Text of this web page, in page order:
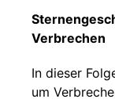
Verbrechen
In dieser
um